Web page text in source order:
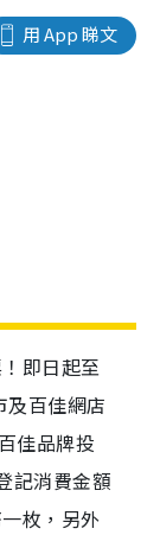
用 App 睇文
即日起至
及百佳網店
佳品牌投
記消費金額
枚，另外